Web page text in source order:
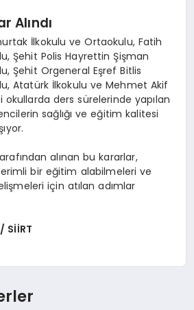
Alındı
İlkokulu ve Ortaokulu, Fatih
Şehit Polis Hayrettin Şişman
Şehit Orgeneral Eşref Bitlis
Atatürk İlkokulu ve Mehmet Akif
okullarda ders sürelerinde yapılan
sağlığı ve eğitim kalitesi
alınan bu kararlar,
bir eğitim alabilmeleri ve
için atılan adımlar
SİİRT